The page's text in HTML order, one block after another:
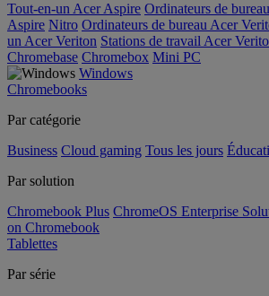
Tout-en-un Acer Aspire Ordinateurs de
Aspire Nitro Ordinateurs de bureau Acer
un Acer Veriton Stations de travail Acer
Chromebase Chromebox Mini PC
Windows
Chromebooks
Par catégorie
Business Cloud gaming Tous les jours
Par solution
Chromebook Plus ChromeOS Enterprise
on Chromebook
Tablettes
Par série